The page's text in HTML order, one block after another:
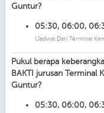
Guntur?
05:30, 06:00,
(Jadwal Dari Terminal
Pukul berapa
BAKTI jurusan Terminal
Guntur?
05:30, 06:00,